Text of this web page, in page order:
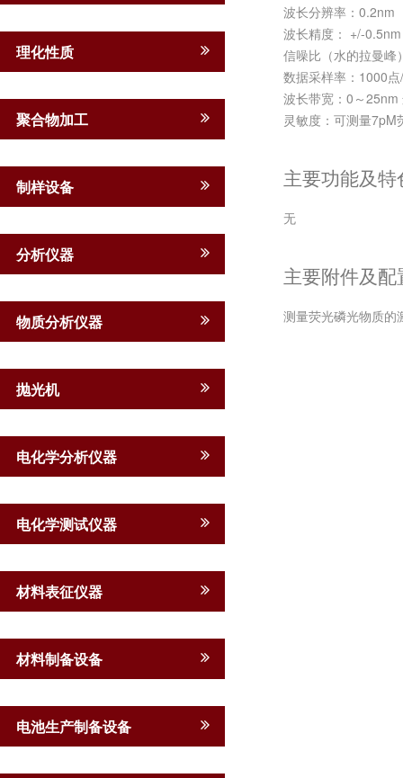
理化性质
聚合物加工
制样设备
分析仪器
物质分析仪器
抛光机
电化学分析仪器
电化学测试仪器
材料表征仪器
材料制备设备
电池生产制备设备
波长分辨率：0.2nm
波长精度： +/-0.5nm
信噪比（水的拉曼峰
数据采样率：1000
波长带宽：0～25nm
灵敏度：可测量7pM
主要功能及特
无
主要附件及配
测量荧光磷光物质的